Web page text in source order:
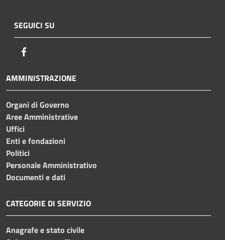
SEGUICI SU
AMMINISTRAZIONE
Organi di Governo
Aree Amministrative
Uffici
Enti e fondazioni
Politici
Personale Amministrativo
Documenti e dati
CATEGORIE DI SERVIZIO
Anagrafe e stato civile